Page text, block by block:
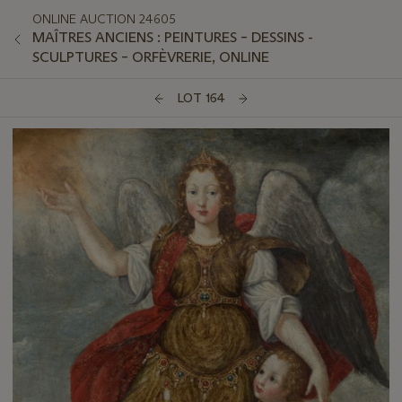
ONLINE AUCTION 24605
MAÎTRES ANCIENS : PEINTURES – DESSINS -
SCULPTURES – ORFÈVRERIE, ONLINE
LOT 164